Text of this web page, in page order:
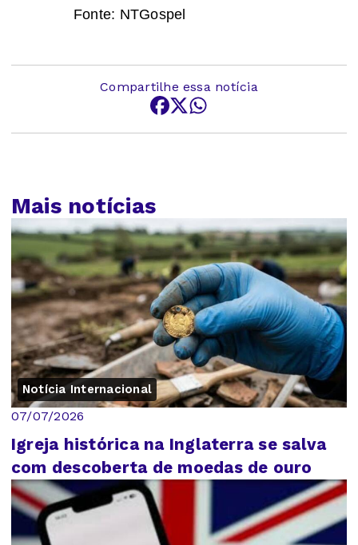
Fonte: NTGospel
Compartilhe essa notícia
Mais notícias
Notícia Internacional
07/07/2026
Igreja histórica na Inglaterra se salva
com descoberta de moedas de ouro